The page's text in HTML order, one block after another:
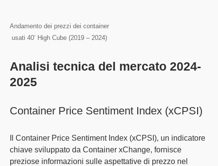
Andamento dei prezzi dei container
usati 40’ High Cube (2019 – 2024)
Analisi tecnica del mercato 2024-
2025
Container Price Sentiment Index (xCPSI)
Container Price Sentiment Index (xCPSI), un indicatore
chiave sviluppato da Container xChange, fornisce
preziose informazioni sulle aspettative di prezzo nel